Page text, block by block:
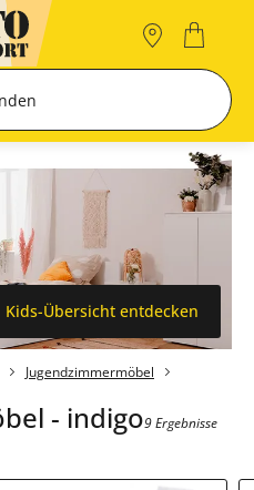
Kids-Übersicht entdecken
Jugendzimmermöbel
- indigo9 Ergebnisse